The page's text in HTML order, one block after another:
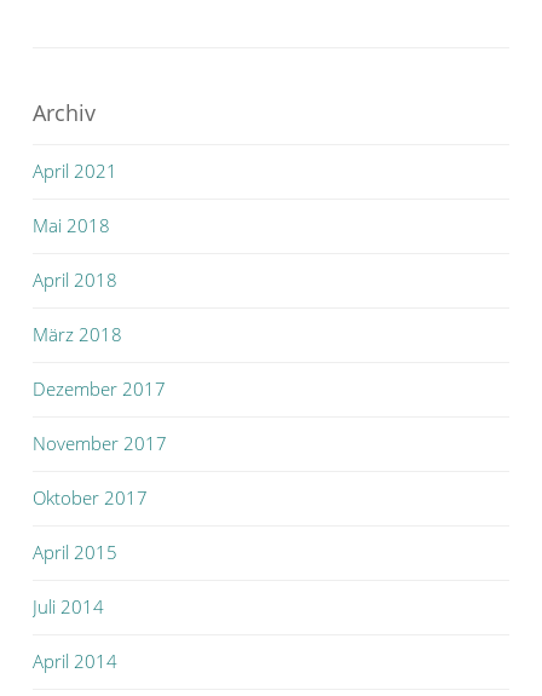
Archiv
April 2021
Mai 2018
April 2018
März 2018
Dezember 2017
November 2017
Oktober 2017
April 2015
Juli 2014
April 2014